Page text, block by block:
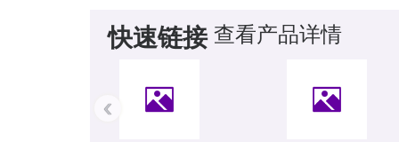
快速链接 查看产品详情
‹